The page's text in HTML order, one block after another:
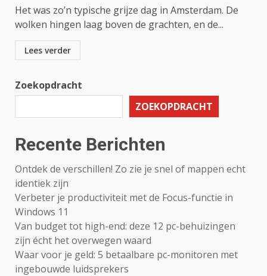
Het was zo’n typische grijze dag in Amsterdam. De
wolken hingen laag boven de grachten, en de...
Lees verder
Zoekopdracht
ZOEKOPDRACHT
Recente Berichten
Ontdek de verschillen! Zo zie je snel of mappen echt
identiek zijn
Verbeter je productiviteit met de Focus-functie in
Windows 11
Van budget tot high-end: deze 12 pc-behuizingen
zijn écht het overwegen waard
Waar voor je geld: 5 betaalbare pc-monitoren met
ingebouwde luidsprekers